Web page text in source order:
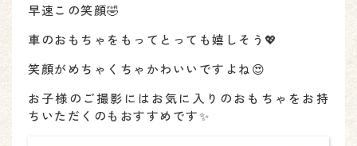
早速この笑顔🤣
車のおもちゃをもってとっても嬉しそう💖
笑顔がめちゃくちゃかわいいですよね😍
お子様のご撮影にはお気に入りのおもちゃをお持
ちいただくのもおすすめです✨